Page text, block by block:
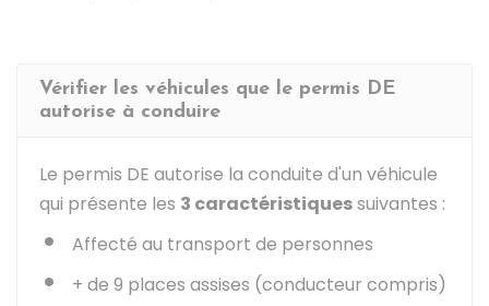
Vérifier les véhicules que le permis DE
autorise à conduire
Le permis DE autorise la conduite d'un véhicule
qui présente les 3 caractéristiquessuivantes :
Affecté au transport de personnes
+ de 9 places assises (conducteur compris)